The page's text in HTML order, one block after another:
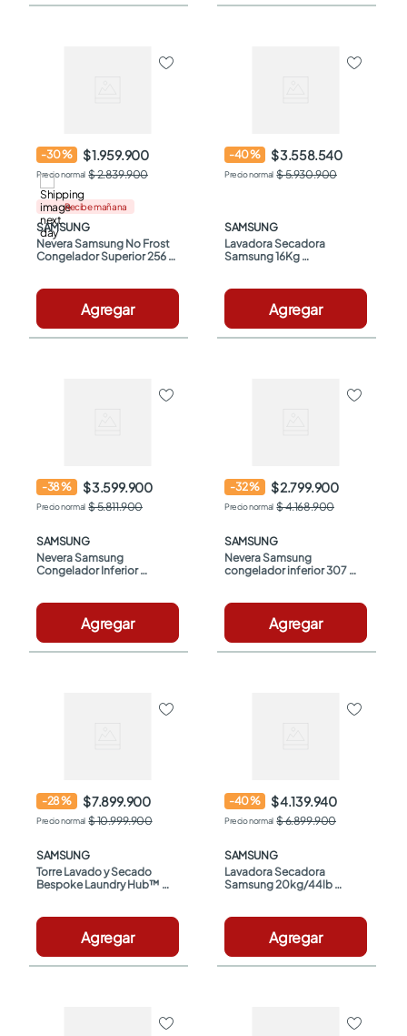
-30% $ 1.959.900
$ 2.839.900
Recibe mañana
SAMSUNG
Nevera Samsung No Frost
Congelador Superior 256
Agregar
-40% $ 3.558.540
$ 5.930.900
SAMSUNG
Lavadora Secadora
Samsung 16Kg
Agregar
-38% $ 3.599.900
$ 5.811.900
SAMSUNG
Nevera Samsung
Congelador Inferior
Agregar
-32% $ 2.799.900
$ 4.168.900
SAMSUNG
Nevera Samsung
congelador inferior 307
Agregar
-28% $ 7.899.900
$ 10.999.900
SAMSUNG
Torre Lavado y Secado
Bespoke Laundry Hub™
Agregar
-40% $ 4.139.940
$ 6.899.900
SAMSUNG
Lavadora Secadora
Samsung 20kg/44lb
Agregar